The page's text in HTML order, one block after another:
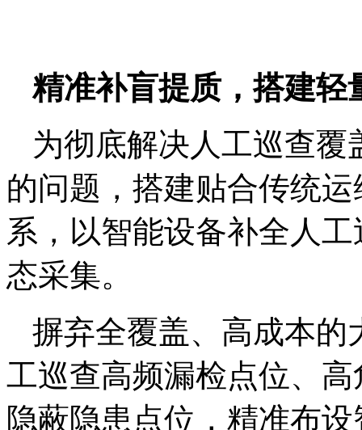
精准补盲提质，搭建轻
为彻底解决人工巡查
的问题，搭建贴合传统
系，以智能设备补全人
态采集。
摒弃全覆盖、高成本的
工巡查高频漏检点位、
隐蔽隐患点位，精准布